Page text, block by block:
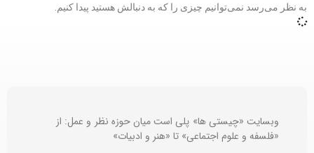
به نظر می‌رسد نمی‌توانیم چیزی را که به دنبالش هستید پیدا کنیم.
وبسایت «چیستی ها» پلی است میان حوزه نظر و عمل: از
«فلسفه و علوم اجتماعی» تا «هنر و ادبیات»